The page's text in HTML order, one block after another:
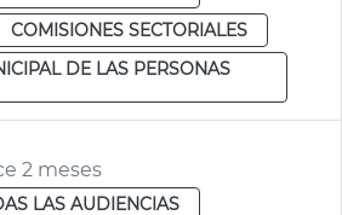
COMISIONES SECTORIALES
DE LAS PERSONAS
2 meses
LAS AUDIENCIAS